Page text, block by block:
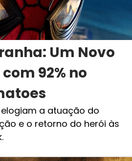
Um Novo
92% no
a atuação do
e o retorno do herói às